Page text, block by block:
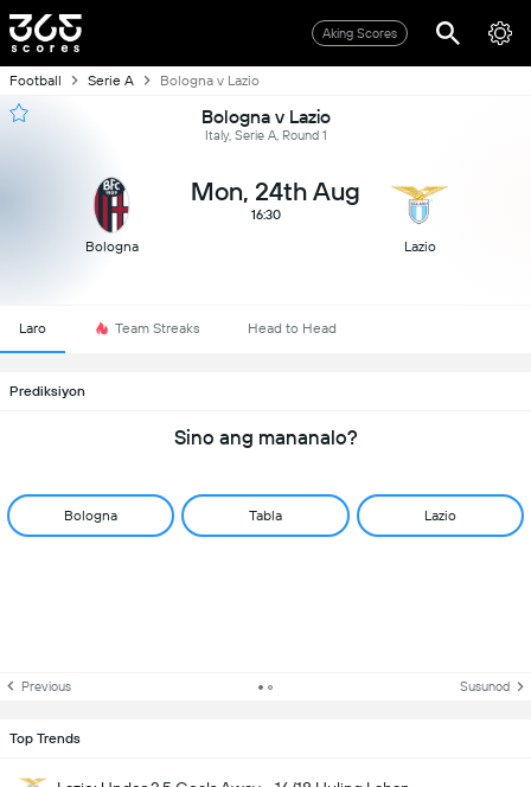
Aking Scores
Football Serie A Bologna v Lazio
Bologna v Lazio
Italy, Serie A, Round 1
Bologna
Mon, 24th Aug
16:30
Lazio
Laro Team Streaks Head to Head
Prediksiyon
Sino ang mananalo?
Bologna Tabla Lazio
Previous Susunod
Top Trends